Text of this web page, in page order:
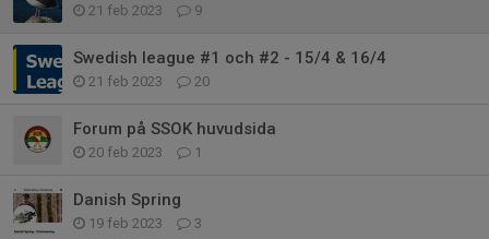
21 feb 2023 9
Swedish league #1 och #2 - 15/4 & 16/4
21 feb 2023 20
Forum på SSOK huvudsida
20 feb 2023 1
Danish Spring
19 feb 2023 3